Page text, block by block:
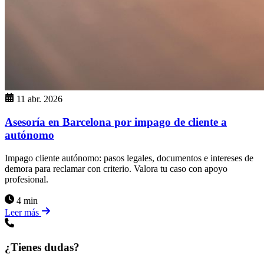
11 abr. 2026
Asesoría en Barcelona por impago de cliente a
autónomo
Impago cliente autónomo: pasos legales, documentos e intereses de
demora para reclamar con criterio. Valora tu caso con apoyo
profesional.
4 min
Leer más
¿Tienes dudas?